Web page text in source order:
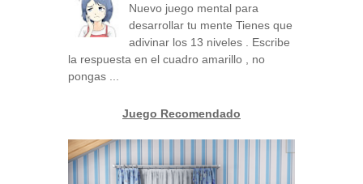
Nuevo juego mental para
desarrollar tu mente Tienes que
adivinar los 13 niveles . Escribe
la respuesta en el cuadro amarillo , no
pongas ...
Juego Recomendado